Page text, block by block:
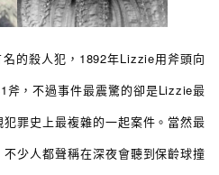
的殺人犯，1892年Lizzie用斧頭向
斧，不過事件最震驚的卻是Lizzie最
罪史上最複雜的一起案件。當然最
少人都聲稱在深夜會聽到保齡球撞